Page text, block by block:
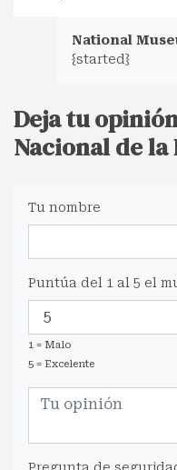
National
{started}
Deja tu
Nacional de la
Tu nombre
Puntúa del 1 al 5 el
1 = Malo
5 = Excelente
Pregunta de